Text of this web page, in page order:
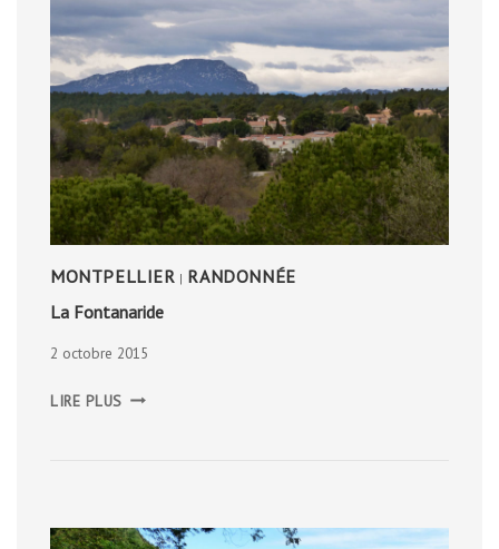
MONTPELLIER | RANDONNÉE
La Fontanaride
2 octobre 2015
LIRE PLUS FONTANARIDE